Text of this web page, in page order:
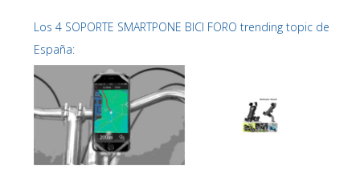
Los 4 SOPORTE SMARTPONE BICI FORO trending topic de
España: